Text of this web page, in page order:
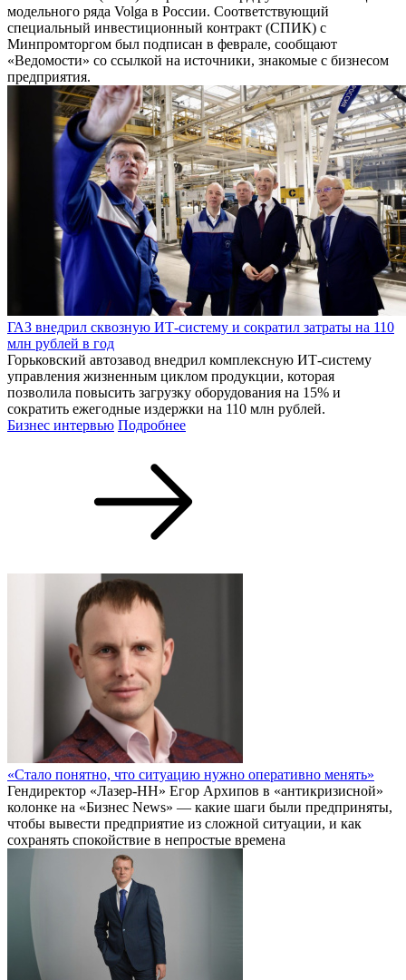
модельного ряда Volga в России. Соответствующий
специальный инвестиционный контракт (СПИК) с
Минпромторгом был подписан в феврале, сообщают
«Ведомости» со ссылкой на источники, знакомые с бизнесом
предприятия.
ГАЗ внедрил сквозную ИТ-систему и сократил затраты на 110
млн рублей в год
Горьковский автозавод внедрил комплексную ИТ-систему
управления жизненным циклом продукции, которая
позволила повысить загрузку оборудования на 15% и
сократить ежегодные издержки на 110 млн рублей.
Бизнес интервью Подробнее
«Стало понятно, что ситуацию нужно оперативно менять»
Гендиректор «Лазер-НН» Егор Архипов в «антикризисной»
колонке на «Бизнес News» — какие шаги были предприняты,
чтобы вывести предприятие из сложной ситуации, и как
сохранять спокойствие в непростые времена